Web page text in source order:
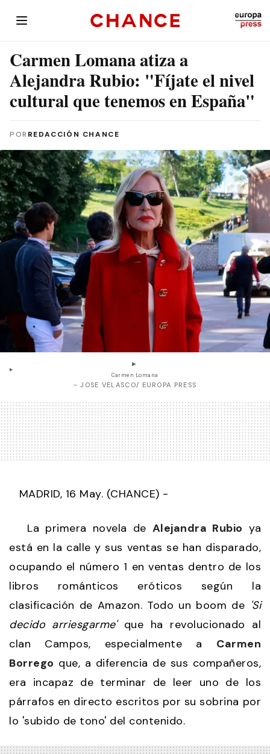
Carmen Lomana atiza a
Alejandra Rubio: "Fíjate el nivel
cultural que tenemos en España"
POR REDACCIÓN CHANCE
Carmen Lomana
- JOSE VELASCO/ EUROPA PRESS
MADRID, 16 May. (CHANCE) -
La primera novela de Alejandra Rubio ya
está en la calle y sus ventas se han disparado,
ocupando el número 1 en ventas dentro de los
libros románticos eróticos según la
clasificación de Amazon. Todo un boom de 'Si
decido arriesgarme'que ha revolucionado al
clan Campos, especialmente a Carmen
Borrego que, a diferencia de sus compañeros,
era incapaz de terminar de leer uno de los
párrafos en directo escritos por su sobrina por
lo 'subido de tono' del contenido.